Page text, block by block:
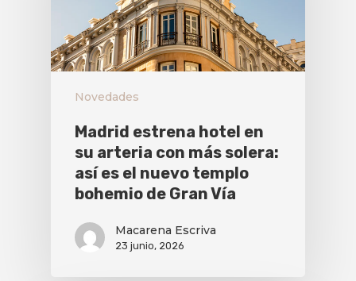
Novedades
Madrid estrena hotel en
su arteria con más solera:
así es el nuevo templo
bohemio de Gran Vía
Macarena Escriva
23 junio, 2026